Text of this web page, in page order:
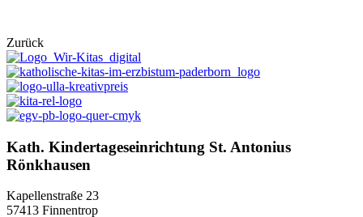
Zurück
Kath. Kindertageseinrichtung St. Antonius
Rönkhausen
Kapellenstraße 23
57413 Finnentrop